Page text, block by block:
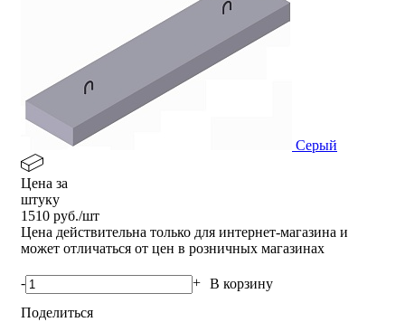
Серый
Цена за
штуку
1510 руб./шт
Цена действительна только для интернет-магазина и
может отличаться от цен в розничных магазинах
- + В корзину
Поделиться